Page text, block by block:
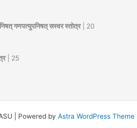
गणपत्युपनिषत् सस्वर स्तोत्र| 20
| 25
| Powered by Astra WordPress Theme